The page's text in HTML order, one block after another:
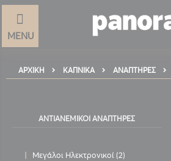
MENU
ΑΡΧΙΚΉ ΚΑΠΝΙΚΆ ΑΝΑΠΤΉΡΕΣ
ΑΝΤΙΑΝΕΜΙΚΟΊ ΑΝΑΠΤΉΡΕΣ
Μεγάλοι Ηλεκτρονικοί 2
στοιχεία